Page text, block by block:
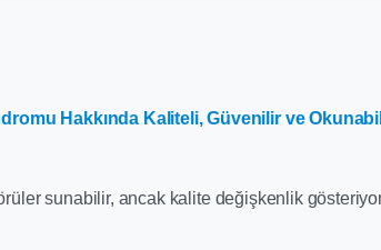
Hakkında Kaliteli, Güvenilir ve
sunabilir, ancak kalite değişkenlik